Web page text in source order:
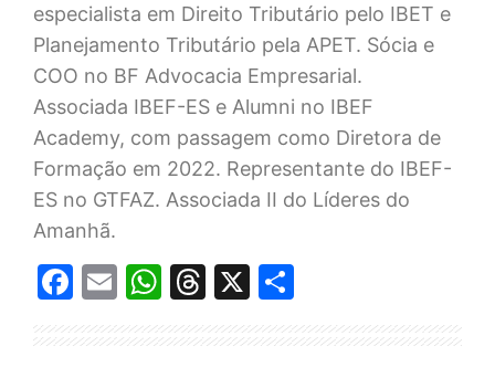
especialista em Direito Tributário pelo IBET e
Planejamento Tributário pela APET. Sócia e
COO no BF Advocacia Empresarial.
Associada IBEF-ES e Alumni no IBEF
Academy, com passagem como Diretora de
Formação em 2022. Representante do IBEF-
ES no GTFAZ. Associada II do Líderes do
Amanhã.
Facebook
EmailWhatsApp
Threads
X